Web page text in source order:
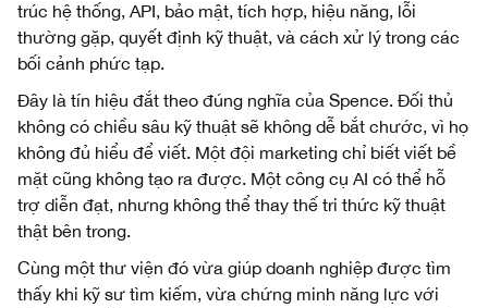
trúc hệ thống, API, bảo mật, tích hợp, hiệu năng, lỗi
thường gặp, quyết định kỹ thuật, và cách xử lý trong các
bối cảnh phức tạp.
Đây là tín hiệu đắt theo đúng nghĩa của Spence. Đối thủ
không có chiều sâu kỹ thuật sẽ không dễ bắt chước, vì họ
không đủ hiểu để viết. Một đội marketing chỉ biết viết bề
mặt cũng không tạo ra được. Một công cụ AI có thể hỗ
trợ diễn đạt, nhưng không thể thay thế tri thức kỹ thuật
thật bên trong.
Cùng một thư viện đó vừa giúp doanh nghiệp được tìm
thấy khi kỹ sư tìm kiếm, vừa chứng minh năng lực với